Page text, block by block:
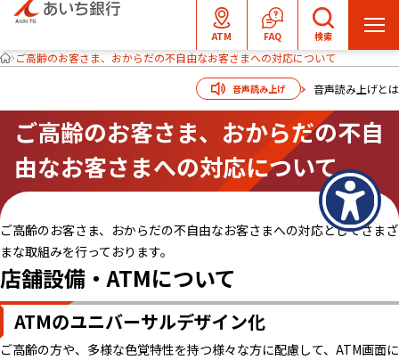
ATM FAQ 検索
メ
ニ
ー
を
開
ご高齢のお客さま、おからだの不自由なお客さまへの対応について
音声読み上げ 音声読み上げとは
ご高齢のお客さま、おからだの不自
由なお客さまへの対応について
ご高齢のお客さま、おからだの不自由なお客さまへの対応としてさまざ
まな取組みを行っております。
店舗設備・ATMについて
ATMのユニバーサルデザイン化
ご高齢の方や、多様な色覚特性を持つ様々な方に配慮して、ATM画面に